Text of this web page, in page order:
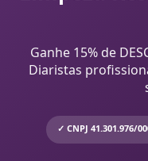
Ganhe 15% de
Diaristas
✓ CNPJ 41.301.976/